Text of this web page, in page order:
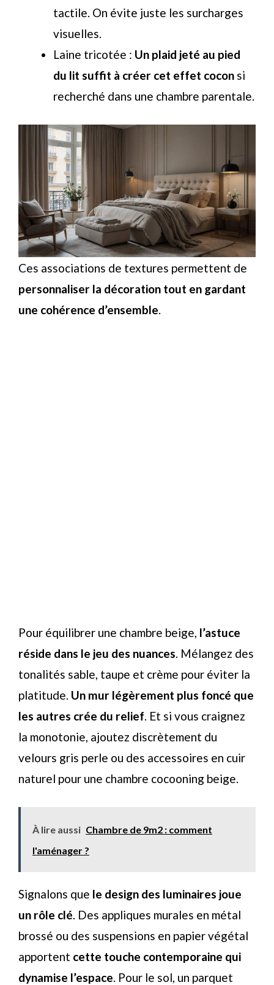
tactile. On évite juste les surcharges
visuelles.
Laine tricotée : Un plaid jeté au pied
du lit suffit à créer cet effet cocon si
recherché dans une chambre parentale.
Ces associations de textures permettent de
personnaliser la décoration tout en gardant
une cohérence d’ensemble.
Pour équilibrer une chambre beige, l’astuce
réside dans le jeu des nuances. Mélangez des
tonalités sable, taupe et crème pour éviter la
platitude. Un mur légèrement plus foncé que
les autres crée du relief. Et si vous craignez
la monotonie, ajoutez discrètement du
velours gris perle ou des accessoires en cuir
naturel pour une chambre cocooning beige.
À lire aussi Chambre de 9m2 : comment
l'aménager ?
Signalons que le design des luminaires joue
un rôle clé. Des appliques murales en métal
brossé ou des suspensions en papier végétal
apportent cette touche contemporaine qui
dynamise l’espace. Pour le sol, un parquet